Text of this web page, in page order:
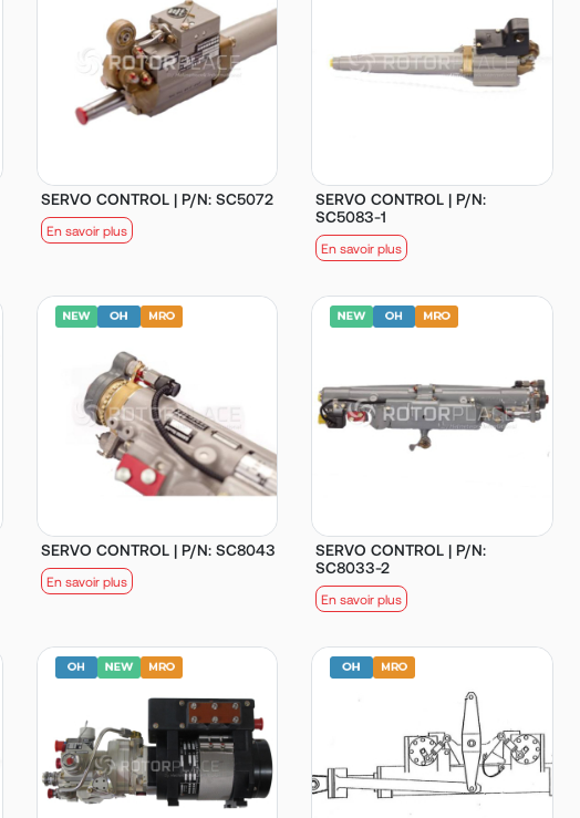
SERVO CONTROL | P/N: SC5072
En savoir plus
SERVO CONTROL | P/N:
SC5083-1
En savoir plus
SERVO CONTROL | P/N: SC8043
En savoir plus
SERVO CONTROL | P/N:
SC8033-2
En savoir plus